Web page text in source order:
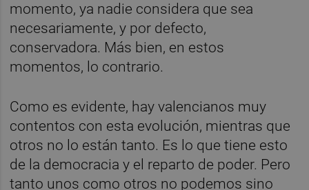
momento, ya nadie considera que sea
necesariamente, y por defecto,
conservadora. Más bien, en estos
momentos, lo contrario.
Como es evidente, hay valencianos muy
contentos con esta evolución, mientras que
otros no lo están tanto. Es lo que tiene esto
de la democracia y el reparto de poder. Pero
tanto unos como otros no podemos sino